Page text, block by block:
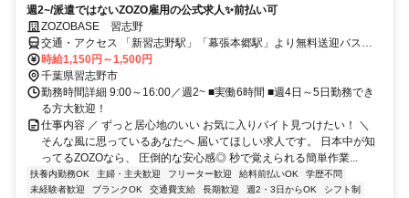
週2~/派遣ではないZOZO雇用の公式求人✨️前払い可
ZOZOBASE 習志野
交通・アクセス 「新習志野駅」「幕張本郷駅」より無料送迎バス運
行中
時給1,150円～1,500円
千葉県習志野市
勤務時間詳細 9:00～16:00／週2~ ■実働6時間 ■週4日～5日勤務でき
る方大歓迎！
仕事内容 ／ ずっと居心地のいい お気に入りバイト見つけたい！ ＼
そんな風に思っているあなたへ 届いてほしい求人です。 日本中が知
ってるZOZOなら、 圧倒的な安心感◎ 秒で覚えられる簡単作業...
扶養内勤務OK 主婦・主夫歓迎 フリーター歓迎 給料前払いOK
学歴不問
未経験者歓迎
ブランクOK 交通費支給 長期歓迎 週2・3日からOK
シフト制